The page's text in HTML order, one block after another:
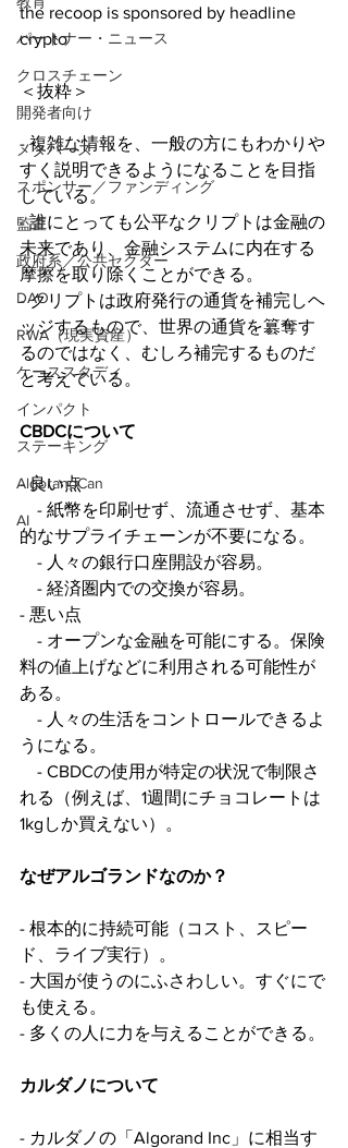
パートナー・ニュース
クロスチェーン
開発者向け
メタバース
スポンサー／ファンディング
監査
政府系／公共セクター
DAO
RWA（現実資産）
ケーススタディ
インパクト
ステーキング
AlgorandCan
AI
the recoop is sponsored by headline
crypto
＜抜粋＞
- 複雑な情報を、一般の方にもわかりや
すく説明できるようになることを目指
している。
- 誰にとっても公平なクリプトは金融の
未来であり、金融システムに内在する
摩擦を取り除くことができる。
- クリプトは政府発行の通貨を補完しヘ
ッジするもので、世界の通貨を簒奪す
るのではなく、むしろ補完するものだ
と考えている。
CBDCについて
- 良い点
的なサプライチェーンが不要になる。
    - 人々の銀行口座開設が容易。
    - 経済圏内での交換が容易。
- 悪い点
料の値上げなどに利用される可能性が
ある。
うになる。
れる（例えば、1週間にチョコレートは
1kgしか買えない）。
なぜアルゴランドなのか？
- 根本的に持続可能（コスト、スピー
ド、ライブ実行）。
- 大国が使うのにふさわしい。すぐにで
も使える。
- 多くの人に力を与えることができる。
カルダノについて
- カルダノの「Algorand Inc」に相当す